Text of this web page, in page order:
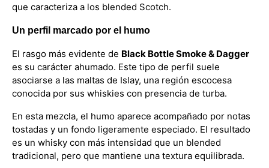
que caracteriza a los blended Scotch.
Un perfil marcado por el humo
El rasgo más evidente de Black Bottle Smoke & Dagger
es su carácter ahumado. Este tipo de perfil suele
asociarse a las maltas de Islay, una región escocesa
conocida por sus whiskies con presencia de turba.
En esta mezcla, el humo aparece acompañado por notas
tostadas y un fondo ligeramente especiado. El resultado
es un whisky con más intensidad que un blended
tradicional, pero que mantiene una textura equilibrada.